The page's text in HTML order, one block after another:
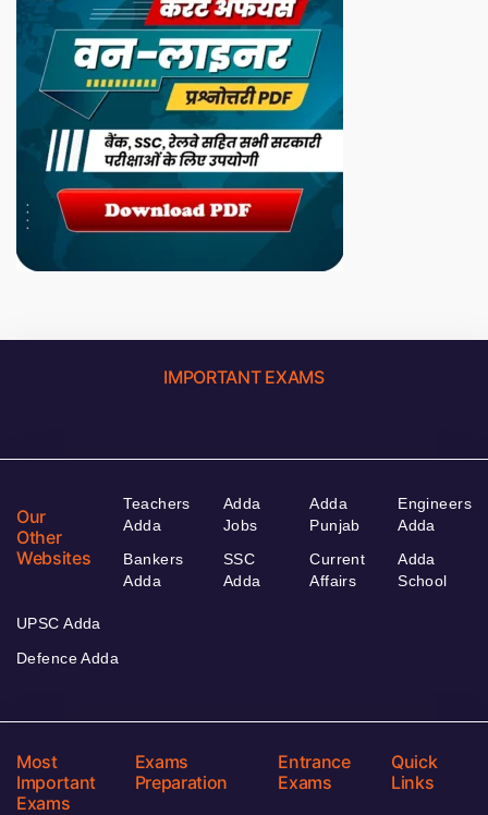
IMPORTANT EXAMS
Our
Other
Websites
Teachers
Adda
Bankers
Adda
Adda
Jobs
SSC
Adda
Adda
Punjab
Current
Affairs
Engineers
Adda
Adda
School
UPSC Adda
Defence Adda
Most
Important
Exams
Exams
Preparation
Entrance
Exams
Quick
Links